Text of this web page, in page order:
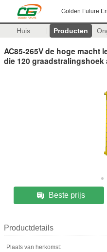
Golden Future
Huis Producten
AC85-265V de hoge macht
die 120 graadstralingshoek
Beste prijs
Productdetails
Plaats van herkomst: